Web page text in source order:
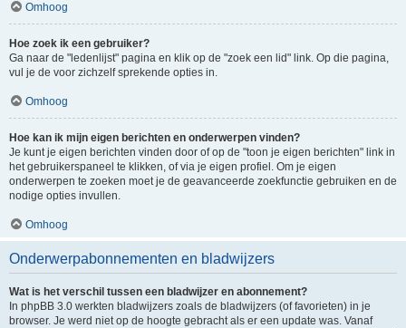
Omhoog
Hoe zoek ik een gebruiker?
Ga naar de "ledenlijst" pagina en klik op de "zoek een lid" link. Op die pagina,
vul je de voor zichzelf sprekende opties in.
Omhoog
Hoe kan ik mijn eigen berichten en onderwerpen vinden?
Je kunt je eigen berichten vinden door of op de "toon je eigen berichten" link in
het gebruikerspaneel te klikken, of via je eigen profiel. Om je eigen
onderwerpen te zoeken moet je de geavanceerde zoekfunctie gebruiken en de
nodige opties invullen.
Omhoog
Onderwerpabonnementen en bladwijzers
Wat is het verschil tussen een bladwijzer en abonnement?
In phpBB 3.0 werkten bladwijzers zoals de bladwijzers (of favorieten) in je
browser. Je werd niet op de hoogte gebracht als er een update was. Vanaf